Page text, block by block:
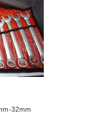
từ 10mm-32mm